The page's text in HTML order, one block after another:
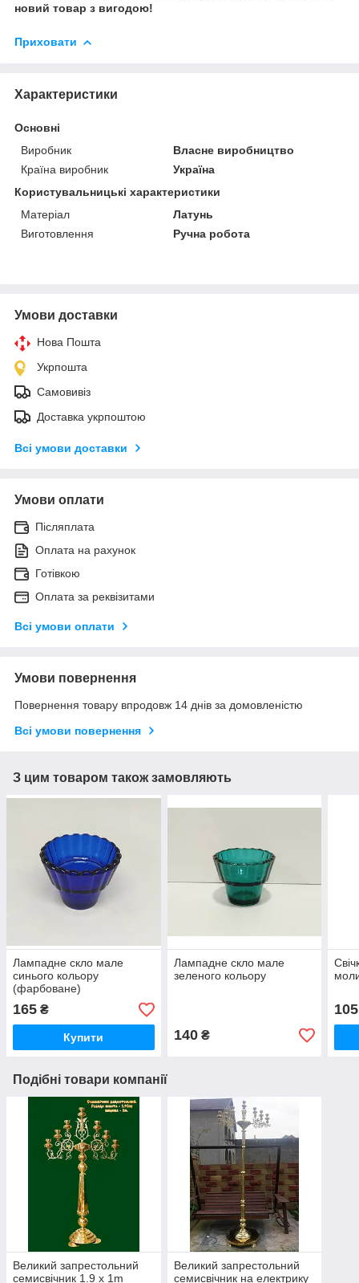
новий товар з вигодою!
Приховати
Характеристики
Основні
Виробник
Власне виробництво
Країна виробник
Україна
Користувальницькі характеристики
Матеріал
Латунь
Виготовлення
Ручна робота
Умови доставки
Нова Пошта
Укрпошта
Самовивіз
Доставка укрпоштою
Всі умови доставки
Умови оплати
Післяплата
Оплата на рахунок
Готівкою
Оплата за реквізитами
Всі умови оплати
Умови повернення
Повернення товару впродовж 14 днів за домовленістю
Всі умови повернення
З цим товаром також замовляють
Лампадне скло мале
синього кольору
(фарбоване)
165 ₴
Купити
Лампадне скло мале
зеленого кольору
140₴
105
Подібні товари компанії
Великий запрестольний
семисвічник 1.9 х 1m
Великий запрестольний
семисвічник на електрику